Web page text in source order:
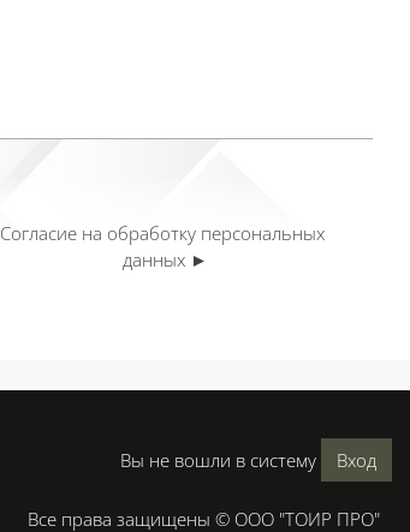
Согласие на обработку персональных
данных ►
Вы не вошли в систему Вход
Все права защищены © ООО "ТОИР ПРО"